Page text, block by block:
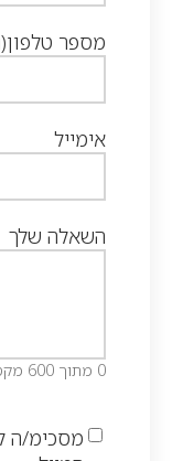
מספר טלפון
אימייל
השאלה שלך
0 מתוך 600 מקסימום תווים
מסכימ/ה